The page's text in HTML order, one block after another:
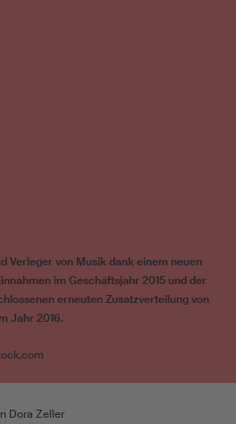
Verleger von Musik dank einem neuen
im Geschäftsjahr 2015 und der
erneuten Zusatzverteilung von
Jahr 2016.
Dora Zeller